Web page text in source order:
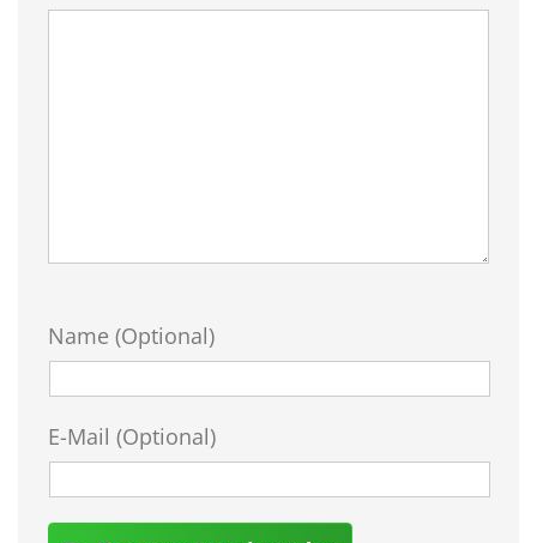
Name (Optional)
E-Mail (Optional)